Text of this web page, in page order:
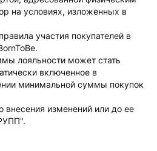
на условиях, изложенных в
участия покупателей в
лояльности может стать
включенное в
минимальной суммы покупок
внесения изменений или до ее